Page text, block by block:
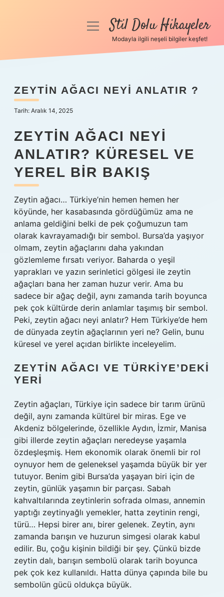
Anasayfa
Yasal Uyarı
Hakkımızda
menüyüStil Dolu Hikayeler
Modayla ilgili neşeli bilgiler keşfet!
ZEYTIN AĞACI NEYI ANLATIR ?
Tarih: Aralık 14, 2025
ZEYTIN AĞACI NEYI
ANLATIR? KÜRESEL VE
YEREL BIR BAKIŞ
Zeytin ağacı… Türkiye’nin hemen hemen her
köyünde, her kasabasında gördüğümüz ama ne
anlama geldiğini belki de pek çoğumuzun tam
olarak kavrayamadığı bir sembol. Bursa’da yaşıyor
olmam, zeytin ağaçlarını daha yakından
gözlemleme fırsatı veriyor. Baharda o yeşil
yaprakları ve yazın serinletici gölgesi ile zeytin
ağaçları bana her zaman huzur verir. Ama bu
sadece bir ağaç değil, aynı zamanda tarih boyunca
pek çok kültürde derin anlamlar taşımış bir sembol.
Peki, zeytin ağacı neyi anlatır? Hem Türkiye’de hem
de dünyada zeytin ağaçlarının yeri ne? Gelin, bunu
küresel ve yerel açıdan birlikte inceleyelim.
ZEYTIN AĞACI VE TÜRKIYE’DEKI
YERI
Zeytin ağaçları, Türkiye için sadece bir tarım ürünü
değil, aynı zamanda kültürel bir miras. Ege ve
Akdeniz bölgelerinde, özellikle Aydın, İzmir, Manisa
gibi illerde zeytin ağaçları neredeyse yaşamla
özdeşleşmiş. Hem ekonomik olarak önemli bir rol
oynuyor hem de geleneksel yaşamda büyük bir yer
tutuyor. Benim gibi Bursa’da yaşayan biri için de
zeytin, günlük yaşamın bir parçası. Sabah
kahvaltılarında zeytinlerin sofrada olması, annemin
yaptığı zeytinyağlı yemekler, hatta zeytinin rengi,
türü… Hepsi birer anı, birer gelenek. Zeytin, aynı
zamanda barışın ve huzurun simgesi olarak kabul
edilir. Bu, çoğu kişinin bildiği bir şey. Çünkü bizde
zeytin dalı, barışın sembolü olarak tarih boyunca
pek çok kez kullanıldı. Hatta dünya çapında bile bu
sembolün gücü oldukça büyük.